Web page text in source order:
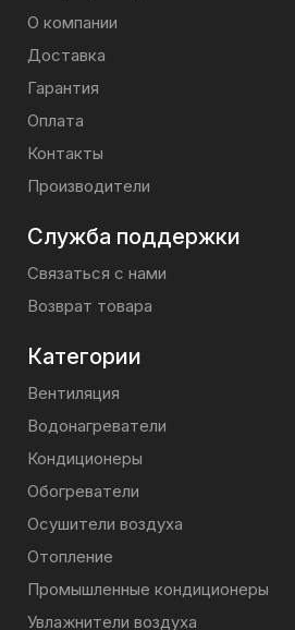
О компании
Доставка
Гарантия
Оплата
Контакты
Производители
Служба поддержки
Связаться с нами
Возврат товара
Категории
Вентиляция
Водонагреватели
Кондиционеры
Обогреватели
Осушители воздуха
Отопление
Промышленные кондиционеры
Увлажнители воздуха